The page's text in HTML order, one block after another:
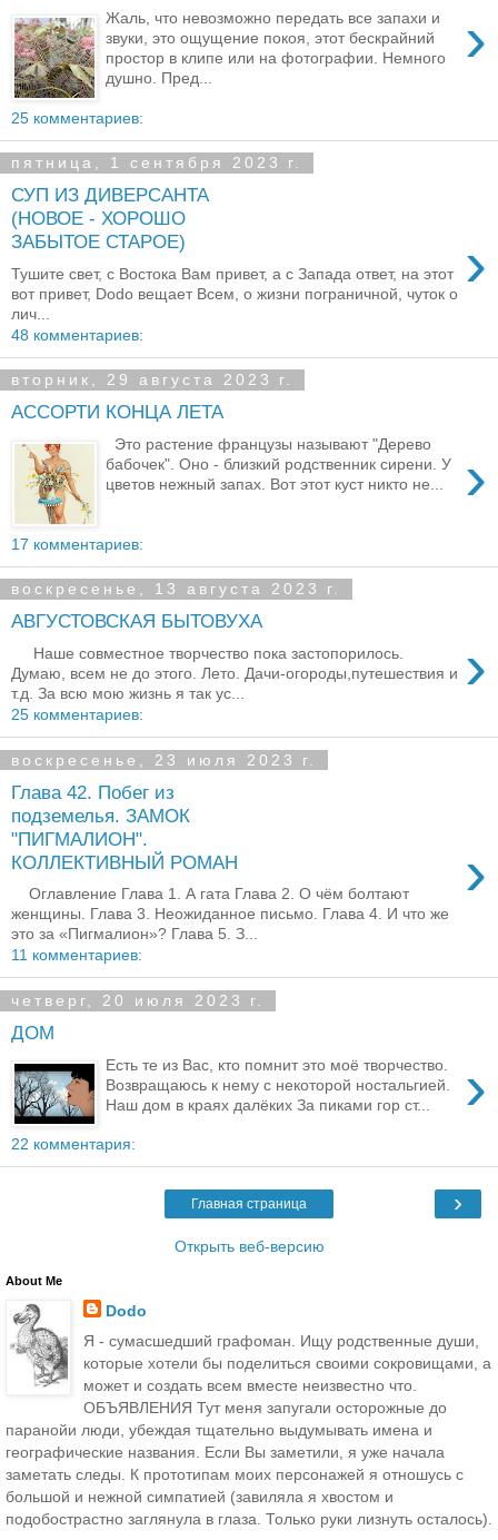
›
Жаль, что невозможно передать все запахи и
звуки, это ощущение покоя, этот бескрайний
простор в клипе или на фотографии. Немного
душно. Пред...
25 комментариев:
пятница, 1 сентября 2023 г.
СУП ИЗ ДИВЕРСАНТА
(НОВОЕ - ХОРОШО
ЗАБЫТОЕ СТАРОЕ)
›
Тушите свет, с Востока Вам привет, а с Запада ответ, на этот
вот привет, Dodo вещает Всем, о жизни пограничной, чуток о
лич...
48 комментариев:
вторник, 29 августа 2023 г.
АССОРТИ КОНЦА ЛЕТА
›
Это растение французы называют "Дерево
бабочек". Оно - близкий родственник сирени. У
цветов нежный запах. Вот этот куст никто не...
17 комментариев:
воскресенье, 13 августа 2023 г.
АВГУСТОВСКАЯ БЫТОВУХА
›
Наше совместное творчество пока застопорилось.
Думаю, всем не до этого. Лето. Дачи-огороды,путешествия и
т.д. За всю мою жизнь я так ус...
25 комментариев:
воскресенье, 23 июля 2023 г.
Глава 42. Побег из
подземелья. ЗАМОК
"ПИГМАЛИОН".
КОЛЛЕКТИВНЫЙ РОМАН
›
Оглавление Глава 1. А гата Глава 2. О чём болтают
женщины. Глава 3. Неожиданное письмо. Глава 4. И что же
это за «Пигмалион»? Глава 5. З...
11 комментариев:
четверг, 20 июля 2023 г.
ДОМ
›
Есть те из Вас, кто помнит это моё творчество.
Возвращаюсь к нему с некоторой ностальгией.
Наш дом в краях далёких За пиками гор ст...
22 комментария:
›
Главная страница
Открыть веб-версию
About Me
Dodo
Я - сумасшедший графоман. Ищу родственные души,
которые хотели бы поделиться своими сокровищами, а
может и создать всем вместе неизвестно что.
ОБЪЯВЛЕНИЯ Тут меня запугали осторожные до
паранойи люди, убеждая тщательно выдумывать имена и
географические названия. Если Вы заметили, я уже начала
заметать следы. К прототипам моих персонажей я отношусь с
большой и нежной симпатией (завиляла я хвостом и
подобострастно заглянула в глаза. Только руки лизнуть осталось).